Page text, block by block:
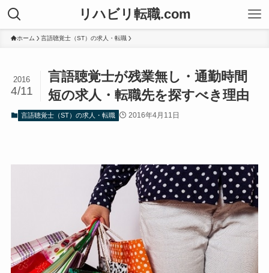
リハビリ転職.com
ホーム 言語聴覚士（ST）の求人・転職
言語聴覚士が残業無し・通勤時間
短の求人・転職先を探すべき理由
2016
4/11
言語聴覚士（ST）の求人・転職 2016年4月11日